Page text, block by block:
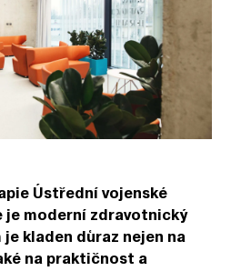
Ústřední vojenské
je moderní zdravotnický
kladen důraz nejen na
na praktičnost a